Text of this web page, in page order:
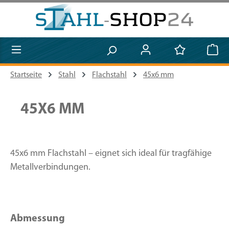
Zum Hauptinhalt springen
Startseite Stahl Flachstahl 45x6 mm
45X6 MM
45x6 mm Flachstahl – eignet sich ideal für tragfähige
Metallverbindungen.
Abmessung